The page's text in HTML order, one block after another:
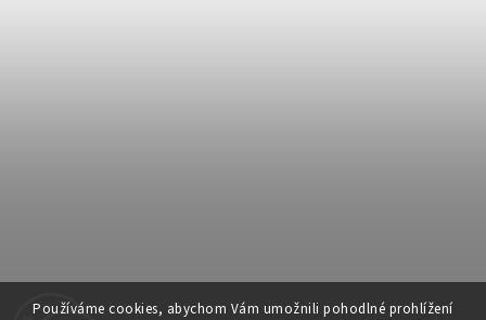
Používáme cookies, abychom Vám umožnili pohodlné prohlížení